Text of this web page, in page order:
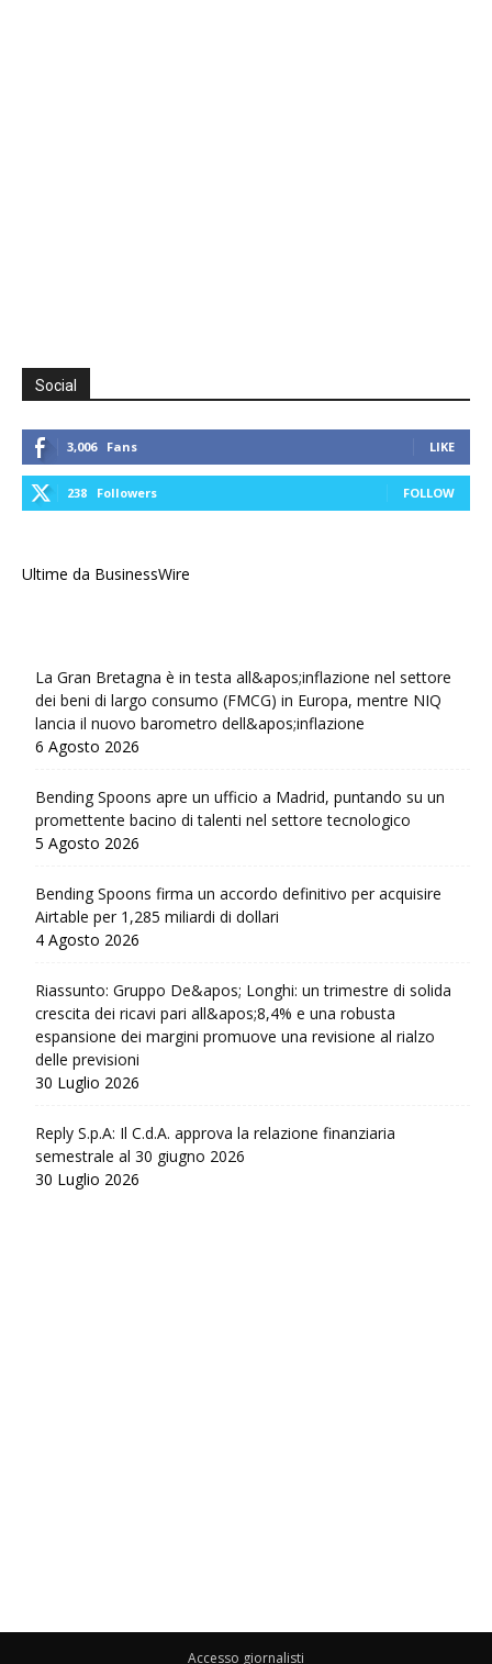
Social
3,006 Fans LIKE
238 Followers FOLLOW
Ultime da BusinessWire
La Gran Bretagna è in testa all&apos;inflazione nel settore
dei beni di largo consumo (FMCG) in Europa, mentre NIQ
lancia il nuovo barometro dell&apos;inflazione
6 Agosto 2026
Bending Spoons apre un ufficio a Madrid, puntando su un
promettente bacino di talenti nel settore tecnologico
5 Agosto 2026
Bending Spoons firma un accordo definitivo per acquisire
Airtable per 1,285 miliardi di dollari
4 Agosto 2026
Riassunto: Gruppo De&apos; Longhi: un trimestre di solida
crescita dei ricavi pari all&apos;8,4% e una robusta
espansione dei margini promuove una revisione al rialzo
delle previsioni
30 Luglio 2026
Reply S.p.A: Il C.d.A. approva la relazione finanziaria
semestrale al 30 giugno 2026
30 Luglio 2026
Accesso giornalisti